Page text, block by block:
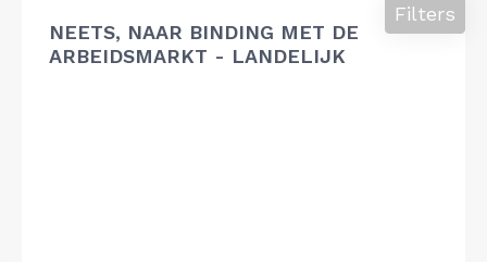
NEETS, NAAR BINDING MET DE
ARBEIDSMARKT - LANDELIJK
Filters